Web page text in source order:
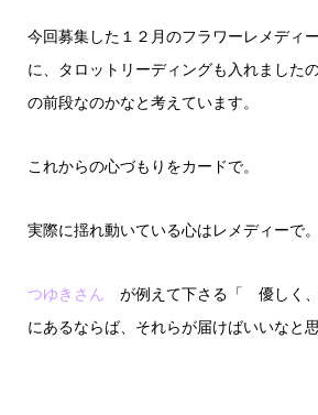
今回募集した１２月のフラワーレメディ
に、タロットリーディングも入れました
の前段なのかなと考えています。
これからの心づもりをカードで。
実際に揺れ動いている心はレメディーで。
つゆきさん が例えて下さる「 優しく
にあるならば、それらが届けばいいなと